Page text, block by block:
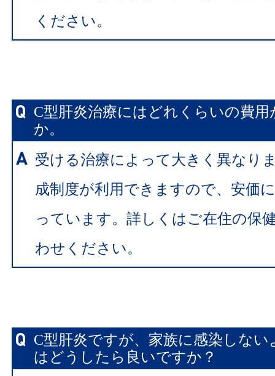
ください。
C型肝炎治療にはどれくらいの費
か。
受ける治療によって大きく異なり
成制度が利用できますので、安価
っています。詳しくはご在住の保
わせください。
C型肝炎ですが、家族に感染しな
はどうしたら良いですか？